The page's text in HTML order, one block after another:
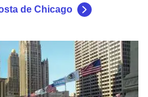
de Chicago
Crucero arquitectónico por el